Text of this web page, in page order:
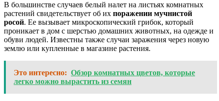
В большинстве случаев белый налет на листьях комнатных
растений свидетельствует об их поражении мучнистой
росой. Ее вызывает микроскопический грибок, который
проникает в дом с шерстью домашних животных, на одежде и
обуви людей. Известны также случаи заражения через новую
землю или купленные в магазине растения.
Это интересно: Обзор комнатных цветов, которые
легко можно вырастить из семян